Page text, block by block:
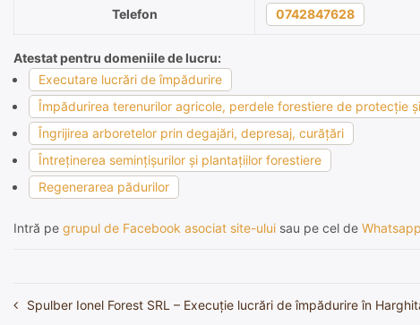
Telefon 0742847628
Atestat pentru domeniile de lucru:
Executare lucrări de împădurire
Împădurirea terenurilor agricole, perdele forestiere de protecţie
Îngrijirea arboretelor prin degajări, depresaj, curăţări
Întreţinerea seminţişurilor şi plantaţiilor forestiere
Regenerarea pădurilor
Intră pe grupul de Facebook asociat site-ului sau pe cel de Whatsapp
Navigare
Spulber Ionel Forest SRL – Execuție lucrări de împădurire în